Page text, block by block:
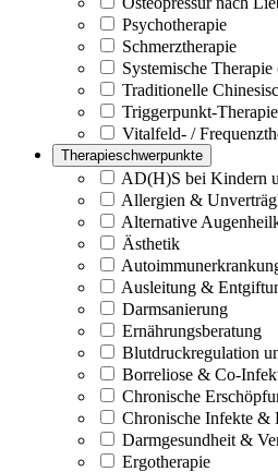
Psychotherapie
Schmerztherapie
Systemische
Traditionelle
Triggerpunkt-Therapie
Vitalfeld- /
Therapieschwerpunkte
AD(H)S bei Kindern
Allergien &
Alternative
Ästhetik
Ausleitung &
Darmsanierung
Ernährungsberatung
Blutdruckregulation
Borreliose & Co-
Chronische
Chronische Infekte
Darmgesundheit &
Ergotherapie